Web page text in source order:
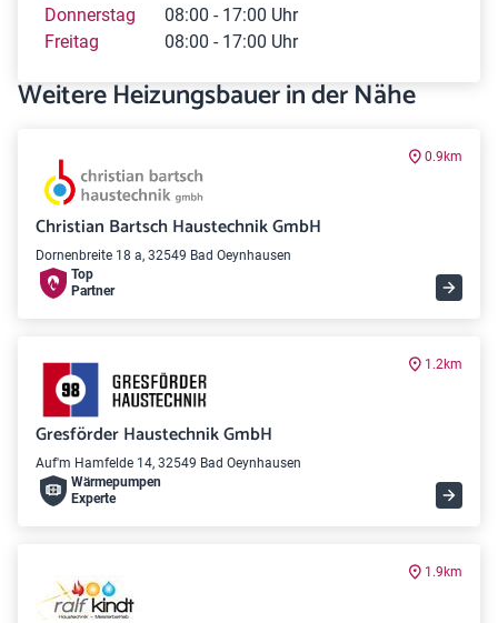
Donnerstag
08:00 - 17:00 Uhr
Freitag
08:00 - 17:00 Uhr
Weitere Heizungsbauer in der Nähe
0.9km
Christian Bartsch Haustechnik GmbH
Dornenbreite 18 a, 32549 Bad Oeynhausen
Top
Partner
1.2km
Gresförder Haustechnik GmbH
Auf'm Hamfelde 14, 32549 Bad Oeynhausen
Wärme­pumpen
Experte
1.9km